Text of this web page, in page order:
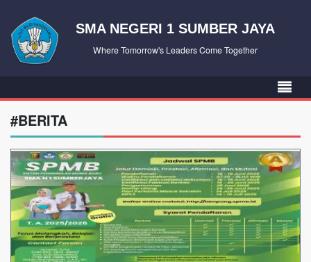
SMA NEGERI 1 SUMBER JAYA
Where Tomorrow's Leaders Come Together
#BERITA